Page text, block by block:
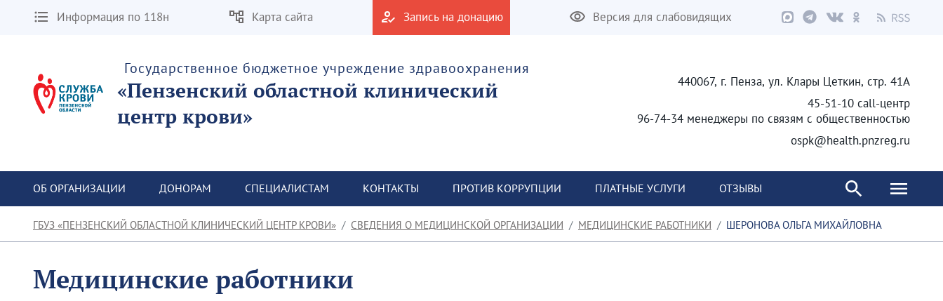
Информация по 118н Карта сайта Запись на донацию Версия для слабовидящих
Государственное бюджетное учреждение здравоохранения
«Пензенский областной клинический
центр крови»
440067, г. Пенза, ул. Клары Цеткин, стр. 41А
45-51-10 call-центр
96-74-34 менеджеры по связям с общественностью
ospk@health.pnzreg.ru
ОБ ОРГАНИЗАЦИИ ДОНОРАМ СПЕЦИАЛИСТАМ КОНТАКТЫ ПРОТИВ КОРРУПЦИИ ПЛАТНЫЕ УСЛУГИ ОТЗЫВЫ
ГБУЗ «ПЕНЗЕНСКИЙ ОБЛАСТНОЙ КЛИНИЧЕСКИЙ ЦЕНТР КРОВИ» СВЕДЕНИЯ О МЕДИЦИНСКОЙ ОРГАНИЗАЦИИ МЕДИЦИНСКИЕ РАБОТНИКИ ШЕРОНОВА ОЛЬГА МИХАЙЛОВНА
Медицинские работники